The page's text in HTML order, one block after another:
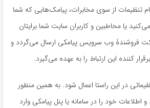
تنظیمات از سوی مخابرات، پیامک‌هایی که شما
یا مخاطبین و کاربران سایت شما برایتان
فروشندۀ وب سرویس پیامکی ارسال می‌گردد و
کننده این ارتباط را به عهده می‌گیرد.
در این راستا اعمال شود. به همین منظور
خود را در سامانه یا پنل پیامکی وارد